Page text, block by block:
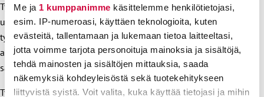
Me ja 1 kumppanimme käsittelemme henkilötietojasi,
esim. IP-numeroasi, käyttäen teknologioita, kuten
evästeitä, tallentamaan ja lukemaan tietoa laitteeltasi,
jotta voimme tarjota personoituja mainoksia ja sisältöjä,
tehdä mainosten ja sisältöjen mittauksia, saada
näkemyksiä kohdeyleisöstä sekä tuotekehitykseen
liittyvistä syistä. Voit valita, kuka käyttää tietojasi ja mihin
Työehtosopimuslaki edellyttää työnantajavaihdoksessa, että
uusi työnantaja noudattaa luovuttajaa sitoneen
työehtosopimuksen ehtoja, mutta velvoite ulottuu
ainoastaan asianomaisen työehtosopimuskauden loppuun
saakka.
Työehtoja koskevilla siirtosopimuksilla on mahdollista sopia